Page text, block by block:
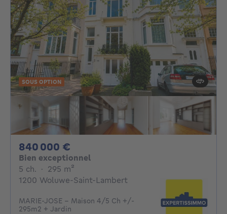
SOUS OPTION
840 000 €
Bien exceptionnel
5 ch. 5 chambres
· 295 m²
1200 Woluwe-Saint-Lambert
MARIE-JOSE - Maison 4/5 Ch +/-
295m2 + Jardin